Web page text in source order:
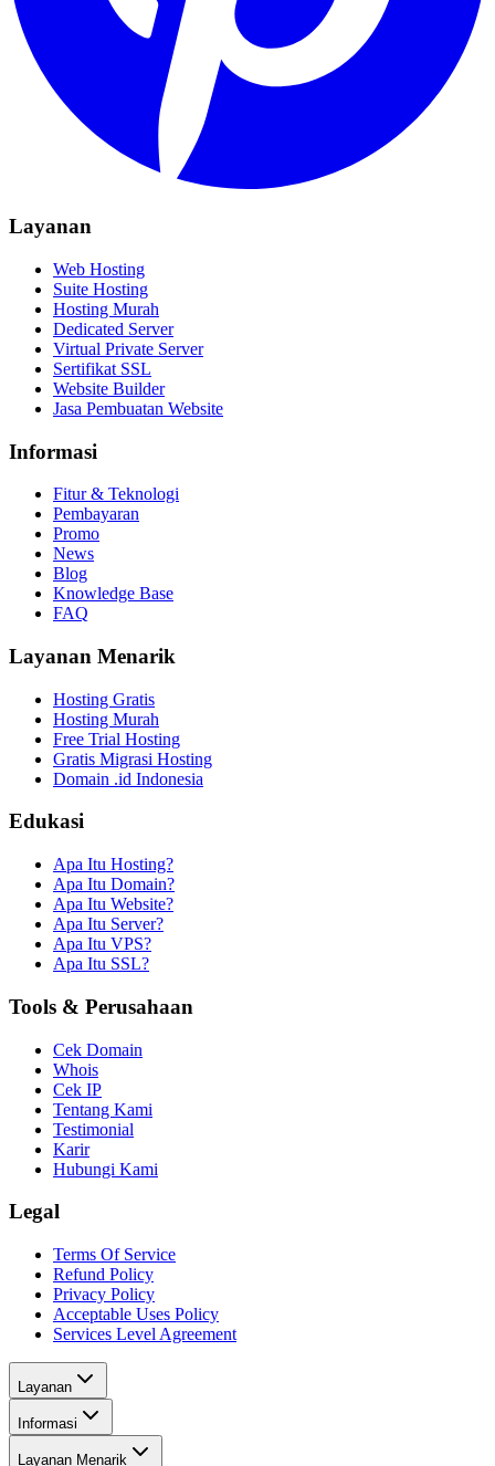
Layanan
Web Hosting
Suite Hosting
Hosting Murah
Dedicated Server
Virtual Private Server
Sertifikat SSL
Website Builder
Jasa Pembuatan Website
Informasi
Fitur & Teknologi
Pembayaran
Promo
News
Blog
Knowledge Base
FAQ
Layanan Menarik
Hosting Gratis
Hosting Murah
Free Trial Hosting
Gratis Migrasi Hosting
Domain .id Indonesia
Edukasi
Apa Itu Hosting?
Apa Itu Domain?
Apa Itu Website?
Apa Itu Server?
Apa Itu VPS?
Apa Itu SSL?
Tools & Perusahaan
Cek Domain
Whois
Cek IP
Tentang Kami
Testimonial
Karir
Hubungi Kami
Legal
Terms Of Service
Refund Policy
Privacy Policy
Acceptable Uses Policy
Services Level Agreement
Layanan
Informasi
Layanan Menarik